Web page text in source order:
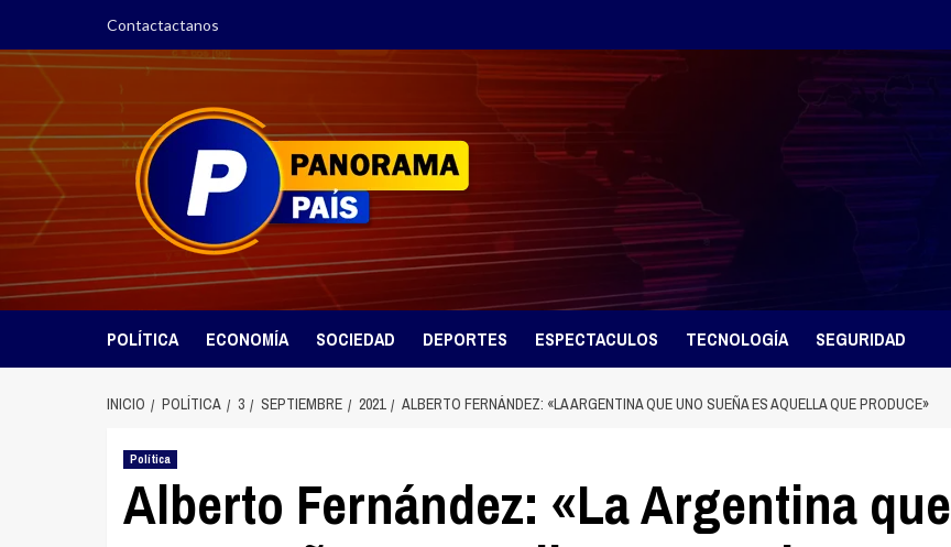
contenido
Contactactanos
POLÍTICA ECONOMÍA SOCIEDAD DEPORTES ESPECTACULOS TECNOLOGÍA SEGURIDAD
INICIO POLÍTICA 3 SEPTIEMBRE 2021 ALBERTO FERNÁNDEZ: «LA ARGENTINA QUE UNO SUEÑA ES AQUELLA QUE PRODUCE»
Política
Alberto Fernández: «La Argentina que